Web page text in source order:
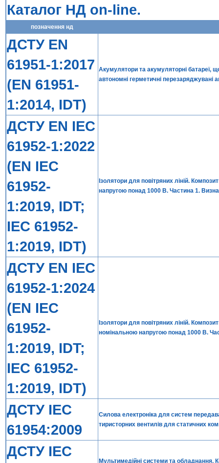
Каталог НД on-line.
позначення нд
ДСТУ EN
61951-1:2017
(EN 61951-
1:2014, IDT)
Акумулятори та акумуляторні батареї,
автономні герметичні перезаряджувані
ДСТУ EN IEC
61952-1:2022
(EN IEC
61952-
1:2019, IDT;
IEC 61952-
1:2019, IDT)
Ізолятори для повітряних ліній.
напругою понад 1000 В. Частина 1.
ДСТУ EN IEC
61952-1:2024
(EN IEC
61952-
1:2019, IDT;
IEC 61952-
1:2019, IDT)
Ізолятори для повітряних ліній.
номінальною напругою понад 1000 В.
ДСТУ IEC
61954:2009
Силова електроніка для систем
тиристорних вентилів для статичних
ДСТУ IEC
Мультимедійні системи та обладнання.